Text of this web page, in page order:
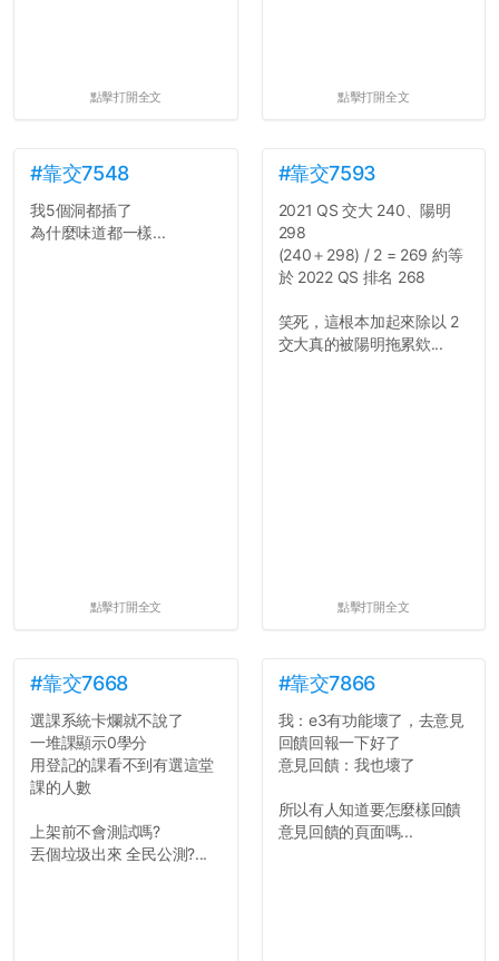
點擊打開全文 點擊打開全文
#靠交7548
我5個洞都插了
為什麼味道都一樣...
點擊打開全文
#靠交7593
2021 QS 交大 240、陽明
298
(240＋298) / 2 = 269 約等
於 2022 QS 排名 268
笑死，這根本加起來除以 2
交大真的被陽明拖累欸...
點擊打開全文
#靠交7668
選課系統卡爛就不說了
一堆課顯示0學分
用登記的課看不到有選這堂
課的人數
上架前不會測試嗎?
丟個垃圾出來 全民公測?...
#靠交7866
我：e3有功能壞了，去意見
回饋回報一下好了
意見回饋：我也壞了
所以有人知道要怎麼樣回饋
意見回饋的頁面嗎...